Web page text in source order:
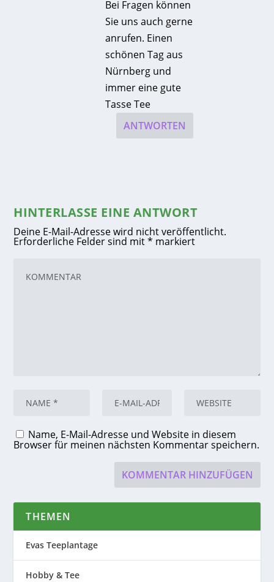
Bei Fragen können
Sie uns auch gerne
anrufen. Einen
schönen Tag aus
Nürnberg und
immer eine gute
Tasse Tee
ANTWORTEN
HINTERLASSE EINE ANTWORT
Deine E-Mail-Adresse wird nicht veröffentlicht.
Erforderliche Felder sind mit* markiert
Name, E-Mail-Adresse und Website in diesem
Browser für meinen nächsten Kommentar speichern.
THEMEN
Evas Teeplantage
Hobby & Tee